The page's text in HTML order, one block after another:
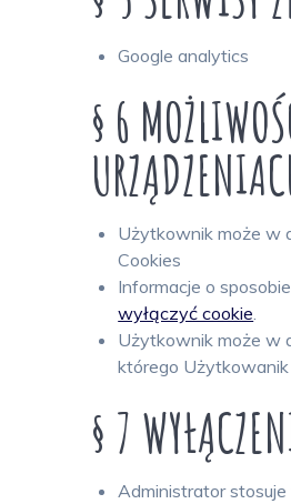
Google analytics
§ 6
Użytkownik może w
Cookies
Informacje o
wyłączyć cookie.
Użytkownik może w
którego Użytkowanik
§ 7
Administrator